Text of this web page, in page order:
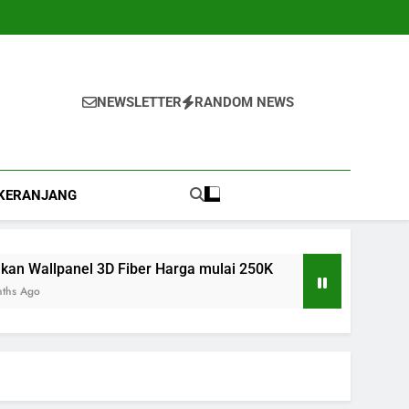
NEWSLETTER RANDOM NEWS
3D Fiber Harga mulai 250K Jual cetakan roster di